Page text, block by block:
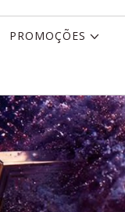
PROMOÇÕES